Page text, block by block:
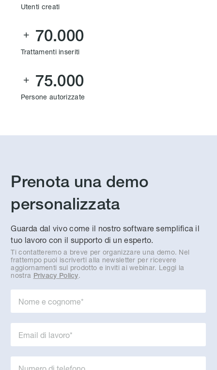
Utenti creati
 70.000
Trattamenti inseriti
 75.000
Persone autorizzate
Prenota una demo
personalizzata
Guarda dal vivo come il nostro software semplifica il
tuo lavoro con il supporto di un esperto.
Ti contatteremo a breve per organizzare una demo. Nel
frattempo puoi iscriverti alla newsletter per ricevere
aggiornamenti sul prodotto e inviti ai webinar. Leggi la
nostra Privacy Policy.